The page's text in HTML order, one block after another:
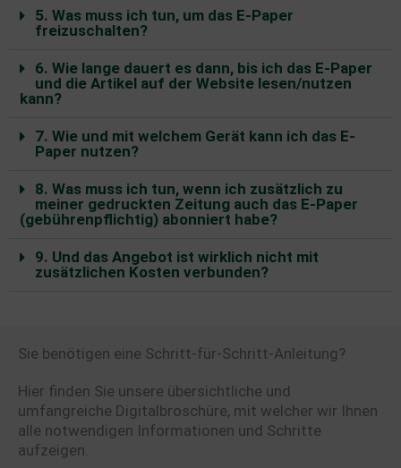
5. Was muss ich tun, um das E-Paper
freizuschalten?
6. Wie lange dauert es dann, bis ich das E-Paper
und die Artikel auf der Website lesen/nutzen
kann?
7. Wie und mit welchem Gerät kann ich das E-
Paper nutzen?
8. Was muss ich tun, wenn ich zusätzlich zu
meiner gedruckten Zeitung auch das E-Paper
(gebührenpflichtig) abonniert habe?
9. Und das Angebot ist wirklich nicht mit
zusätzlichen Kosten verbunden?
Sie benötigen eine Schritt-für-Schritt-Anleitung?
Hier finden Sie unsere übersichtliche und
umfangreiche Digitalbroschüre, mit welcher wir Ihnen
alle notwendigen Informationen und Schritte
aufzeigen.